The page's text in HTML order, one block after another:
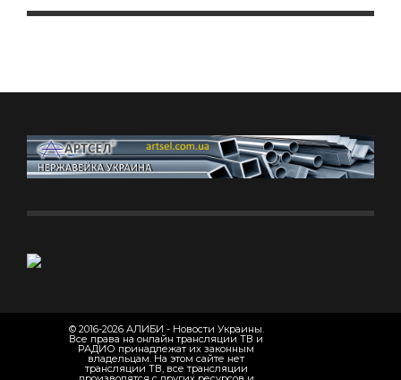
© 2016-2026 АЛИБИ - Новости Украины.
Все права на онлайн трансляции ТВ и
РАДИО принадлежат их законным
владельцам. На этом сайте нет
трансляции ТВ, все трансляции